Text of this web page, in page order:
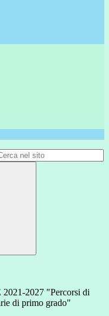
2027 "Percorsi di
di primo grado"